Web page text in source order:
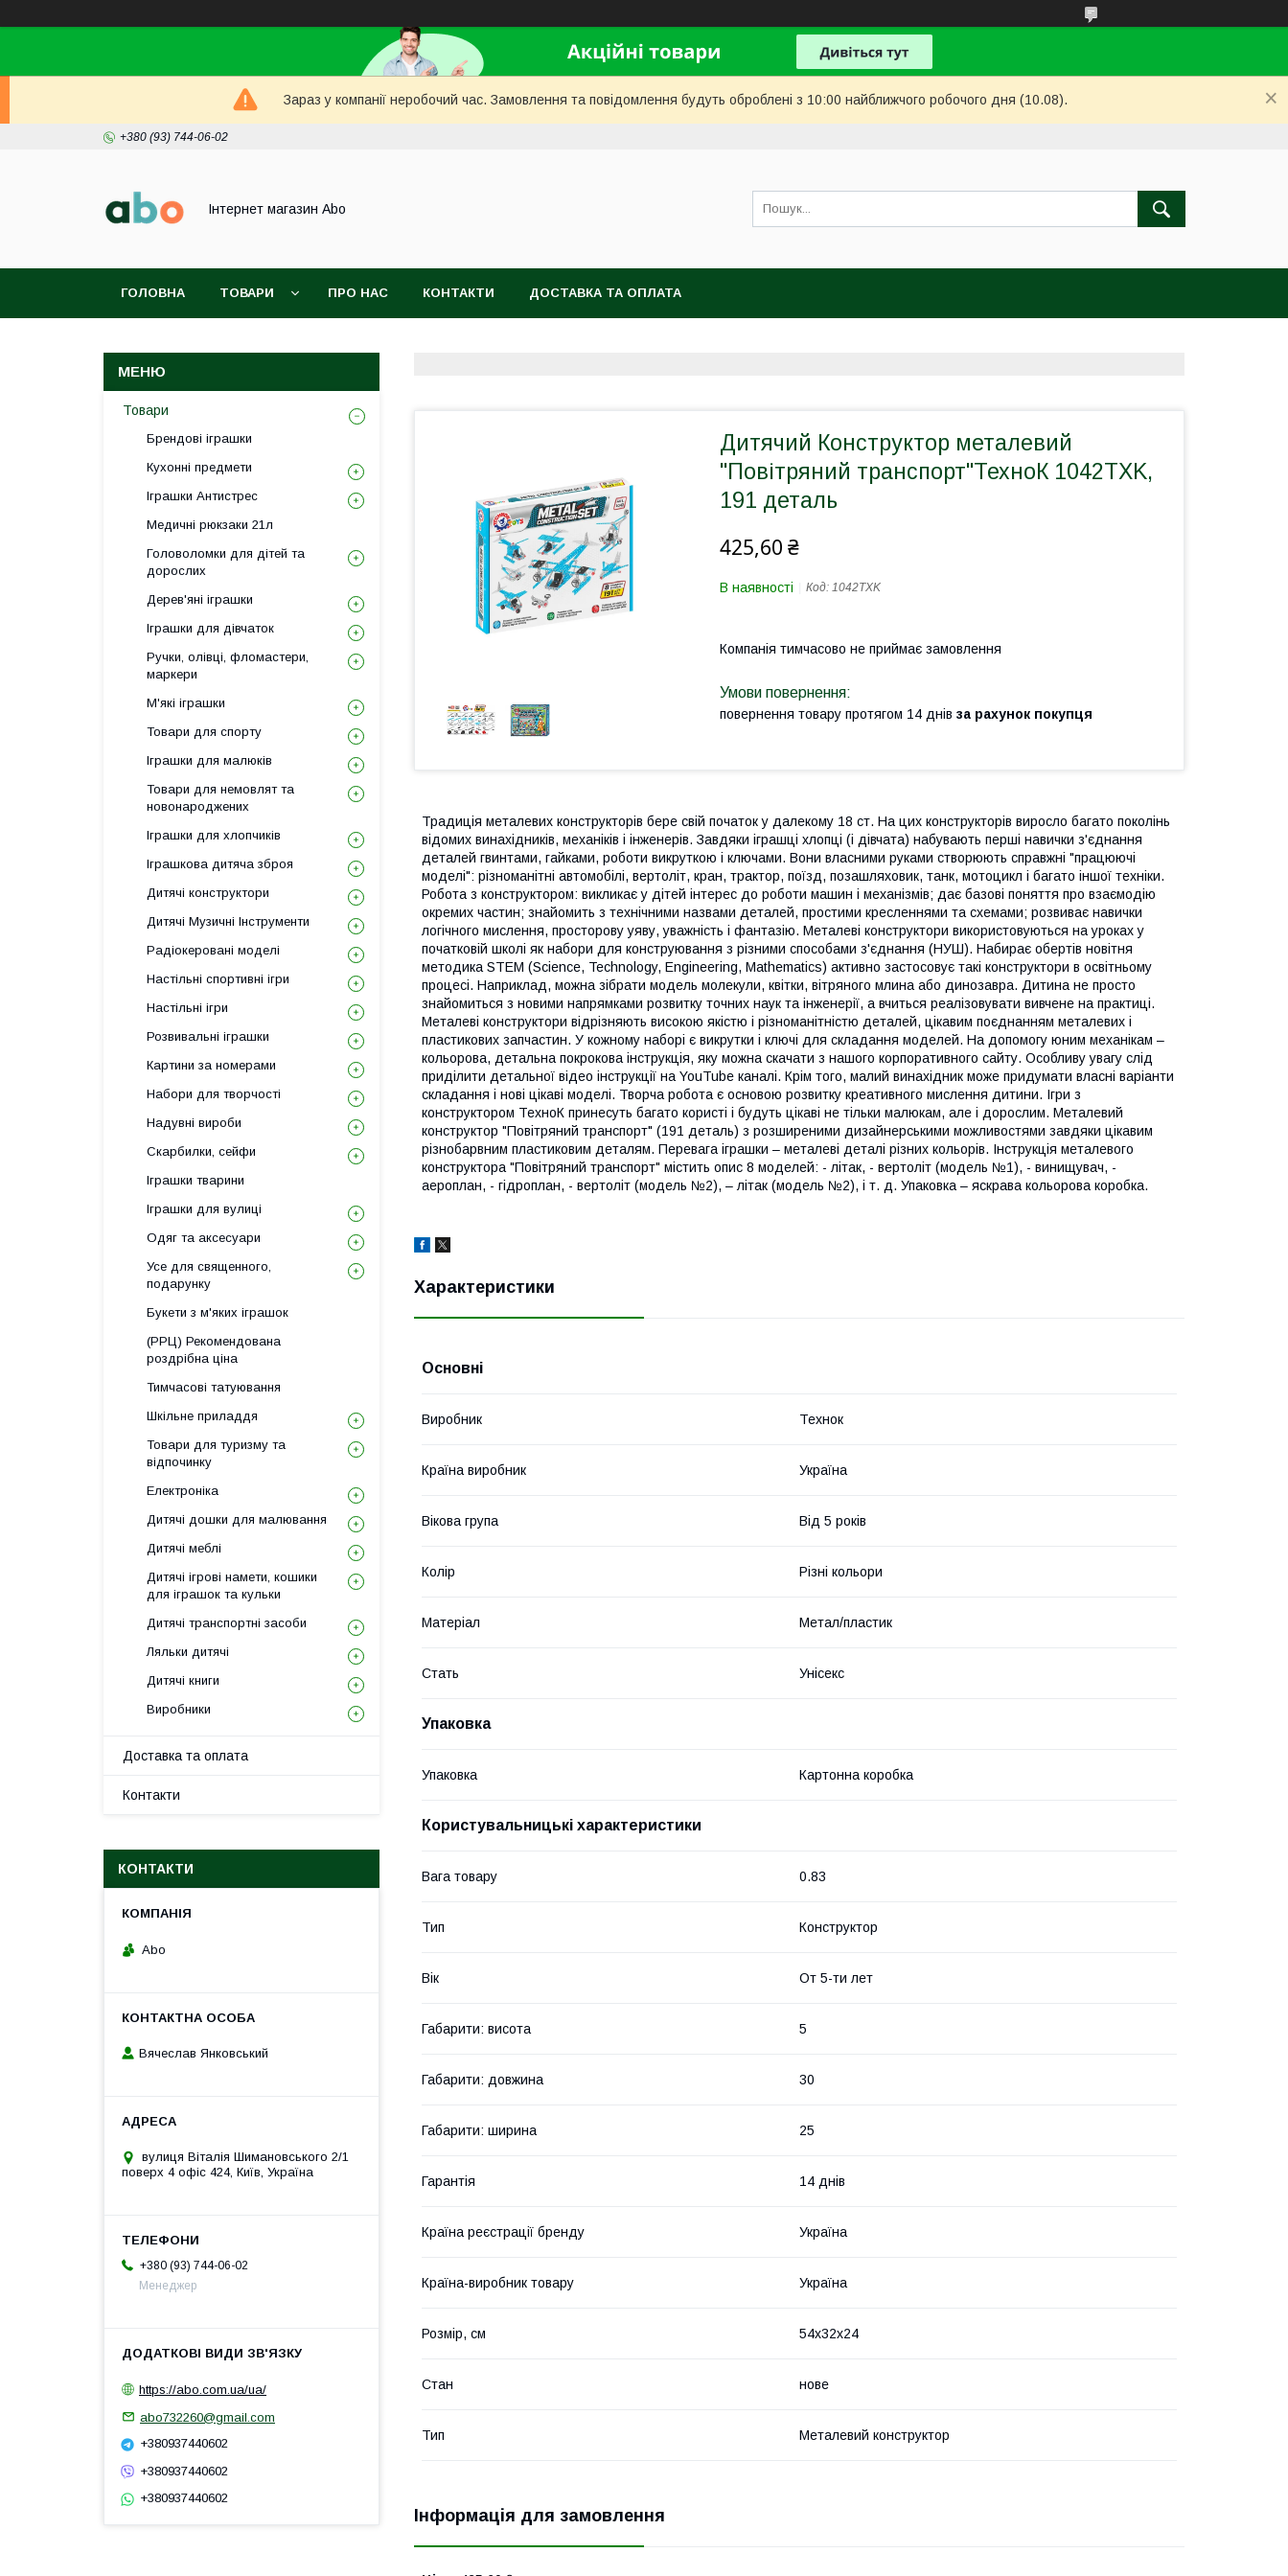
Зараз у компанії неробочий час. Замовлення та повідомлення будуть оброблені з 10:00 найближчого робочого дня (10.08).
+380 (93) 744-06-02
Інтернет магазин Abo
ГОЛОВНА ТОВАРИ ПРО НАС КОНТАКТИ ДОСТАВКА ТА ОПЛАТА
Дитячий Конструктор металевий
"Повітряний транспорт"ТехноК 1042TXK,
191 деталь
425,60 ₴
В наявності Код: 1042TXK
Компанія тимчасово не приймає замовлення
повернення товару протягом 14 днів за рахунок покупця
Традиція металевих конструкторів бере свій початок у далекому 18 ст. На цих конструкторів виросло багато поколінь
відомих винахідників, механіків і інженерів. Завдяки іграшці хлопці (і дівчата) набувають перші навички з'єднання
деталей гвинтами, гайками, роботи викруткою і ключами. Вони власними руками створюють справжні "працюючі
моделі": різноманітні автомобілі, вертоліт, кран, трактор, поїзд, позашляховик, танк, мотоцикл і багато іншої техніки.
Робота з конструктором: викликає у дітей інтерес до роботи машин і механізмів; дає базові поняття про взаємодію
окремих частин; знайомить з технічними назвами деталей, простими кресленнями та схемами; розвиває навички
логічного мислення, просторову уяву, уважність і фантазію. Металеві конструктори використовуються на уроках у
початковій школі як набори для конструювання з різними способами з'єднання (НУШ). Набирає обертів новітня
методика STEM (Science, Technology, Engineering, Mathematics) активно застосовує такі конструктори в освітньому
процесі. Наприклад, можна зібрати модель молекули, квітки, вітряного млина або динозавра. Дитина не просто
знайомиться з новими напрямками розвитку точних наук та інженерії, а вчиться реалізовувати вивчене на практиці.
Металеві конструктори відрізняють високою якістю і різноманітністю деталей, цікавим поєднанням металевих і
пластикових запчастин. У кожному наборі є викрутки і ключі для складання моделей. На допомогу юним механікам –
кольорова, детальна покрокова інструкція, яку можна скачати з нашого корпоративного сайту. Особливу увагу слід
приділити детальної відео інструкції на YouTube каналі. Крім того, малий винахідник може придумати власні варіанти
складання і нові цікаві моделі. Творча робота є основою розвитку креативного мислення дитини. Ігри з
конструктором ТехноК принесуть багато користі і будуть цікаві не тільки малюкам, але і дорослим. Металевий
конструктор "Повітряний транспорт" (191 деталь) з розширеними дизайнерськими можливостями завдяки цікавим
різнобарвним пластиковим деталям. Перевага іграшки – металеві деталі різних кольорів. Інструкція металевого
конструктора "Повітряний транспорт" містить опис 8 моделей: - літак, - вертоліт (модель №1), - винищувач, -
аероплан, - гідроплан, - вертоліт (модель №2), – літак (модель №2), і т. д. Упаковка – яскрава кольорова коробка.
Характеристики
Основні
Виробник Технок
Країна виробник Україна
Вікова група Від 5 років
Колір Різні кольори
Матеріал Метал/пластик
Стать Унісекс
Упаковка
Упаковка Картонна коробка
Користувальницькі характеристики
Вага товару 0.83
Тип Конструктор
Вік От 5-ти лет
Габарити: висота 5
Габарити: довжина 30
Габарити: ширина 25
Гарантія 14 днів
Країна реєстрації бренду Україна
Країна-виробник товару Україна
Розмір, см 54х32х24
Стан нове
Тип Металевий конструктор
Інформація для замовлення
Товари
Брендові іграшки
Кухонні предмети
Іграшки Антистрес
Медичні рюкзаки 21л
Головоломки для дітей та
дорослих
Дерев'яні іграшки
Іграшки для дівчаток
Ручки, олівці, фломастери,
маркери
М'які іграшки
Товари для спорту
Іграшки для малюків
Товари для немовлят та
новонароджених
Іграшки для хлопчиків
Іграшкова дитяча зброя
Дитячі конструктори
Дитячі Музичні Інструменти
Радіокеровані моделі
Настільні спортивні ігри
Настільні ігри
Розвивальні іграшки
Картини за номерами
Набори для творчості
Надувні вироби
Скарбилки, сейфи
Іграшки тварини
Іграшки для вулиці
Одяг та аксесуари
Усе для священного,
подарунку
Букети з м'яких іграшок
(РРЦ) Рекомендована
роздрібна ціна
Тимчасові татуювання
Шкільне приладдя
Товари для туризму та
відпочинку
Електроніка
Дитячі дошки для малювання
Дитячі меблі
Дитячі ігрові намети, кошики
для іграшок та кульки
Дитячі транспортні засоби
Ляльки дитячі
Дитячі книги
Виробники
Доставка та оплата
Контакти
КОНТАКТИ
Abo
Вячеслав Янковський
вулиця Віталія Шимановського 2/1
поверх 4 офіс 424, Київ, Україна
+380 (93) 744-06-02
Менеджер
https://abo.com.ua/ua/
abo732260@gmail.com
+380937440602
+380937440602
+380937440602